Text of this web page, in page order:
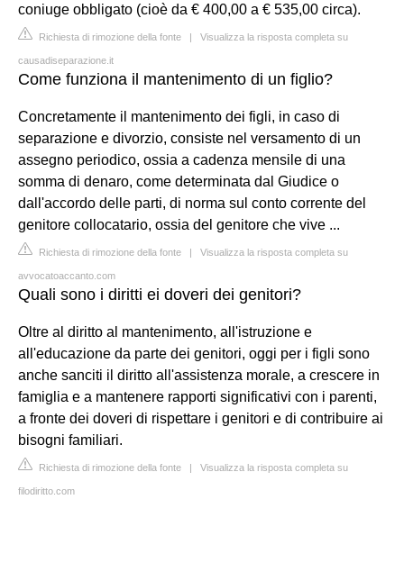
coniuge obbligato (cioè da € 400,00 a € 535,00 circa).
Richiesta di rimozione della fonte | Visualizza la risposta completa su
causadiseparazione.it
Come funziona il mantenimento di un figlio?
Concretamente il mantenimento dei figli, in caso di
separazione e divorzio, consiste nel versamento di un
assegno periodico, ossia a cadenza mensile di una
somma di denaro, come determinata dal Giudice o
dall'accordo delle parti, di norma sul conto corrente del
genitore collocatario, ossia del genitore che vive ...
Richiesta di rimozione della fonte | Visualizza la risposta completa su
avvocatoaccanto.com
Quali sono i diritti ei doveri dei genitori?
Oltre al diritto al mantenimento, all'istruzione e
all'educazione da parte dei genitori, oggi per i figli sono
anche sanciti il diritto all'assistenza morale, a crescere in
famiglia e a mantenere rapporti significativi con i parenti,
a fronte dei doveri di rispettare i genitori e di contribuire ai
bisogni familiari.
Richiesta di rimozione della fonte | Visualizza la risposta completa su
filodiritto.com